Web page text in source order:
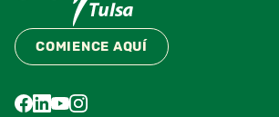
COMIENCE AQUÍ
Find us on Facebook
Find us on LinkedIn
Find us on YouTube
Find us on Instagram
Find us on Pinterest
Find us on Vimeo